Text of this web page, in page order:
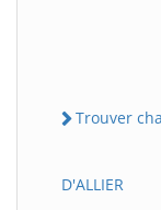
Trouver
D'ALLIER